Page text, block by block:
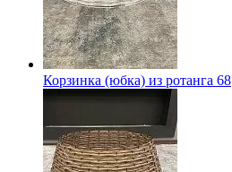
Корзинка (юбка) из ротанга 68